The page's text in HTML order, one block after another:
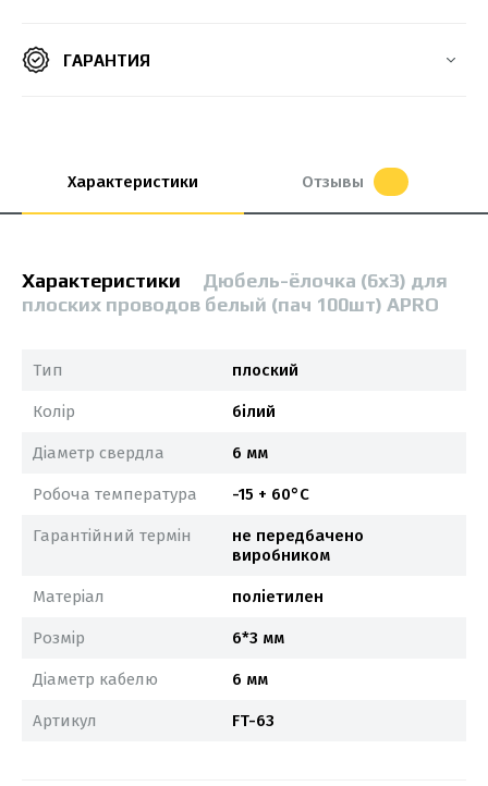
ГАРАНТИЯ
Характеристики Отзывы
Характеристики
Дюбель-ёлочка (6х3) для
плоских проводов белый (пач 100шт) APRO
Тип плоский
Колір білий
Діаметр свердла 6 мм
Робоча температура -15 + 60°С
Гарантійний термін
не передбачено
виробником
Матеріал поліетилен
Розмір 6*3 мм
Діаметр кабелю 6 мм
Артикул FT-63